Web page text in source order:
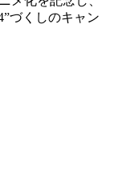
づくしのキャン